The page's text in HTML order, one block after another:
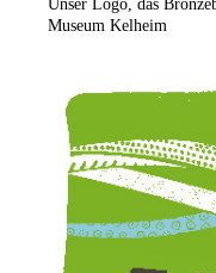
Museum Kelheim